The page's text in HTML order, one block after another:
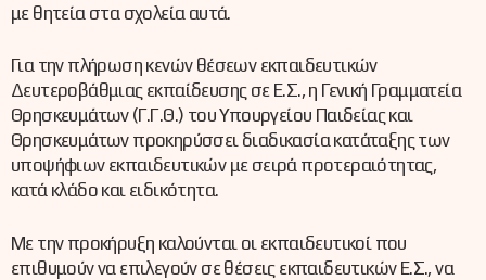
με θητεία στα σχολεία αυτά.
Για την πλήρωση κενών θέσεων εκπαιδευτικών
Δευτεροβάθμιας εκπαίδευσης σε Ε.Σ., η Γενική Γραμματεία
Θρησκευμάτων (Γ.Γ.Θ.) του Υπουργείου Παιδείας και
Θρησκευμάτων προκηρύσσει διαδικασία κατάταξης των
υποψήφιων εκπαιδευτικών με σειρά προτεραιότητας,
κατά κλάδο και ειδικότητα.
Με την προκήρυξη καλούνται οι εκπαιδευτικοί που
επιθυμούν να επιλεγούν σε θέσεις εκπαιδευτικών Ε.Σ., να